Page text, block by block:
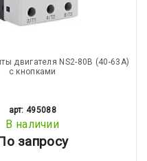
двигателя NS2-80В (40-63А)
с кнопками
арт: 495088
В наличии
запросу